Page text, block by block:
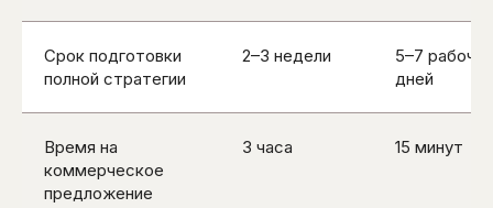
Срок подготовки
полной стратегии
2–3 недели
5–7 рабочих
дней
Время на
коммерческое
предложение
3 часа 15 минут